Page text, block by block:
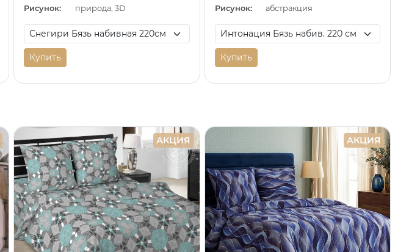
Рисунок:
природа, 3D
Купить
Рисунок:
абстракция
Купить
АКЦИЯ АКЦИЯ